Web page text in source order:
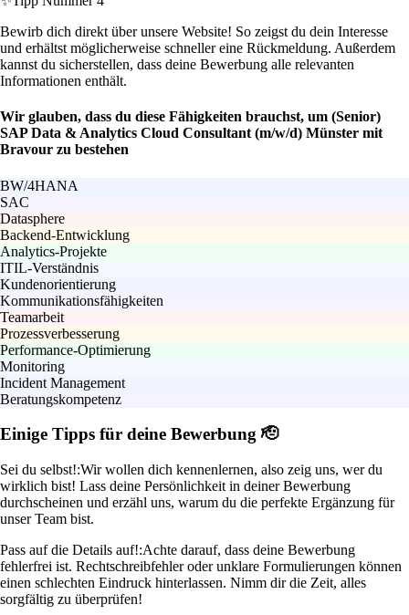
Bewirb dich direkt über unsere Website! So zeigst du dein Interesse
und erhältst möglicherweise schneller eine Rückmeldung. Außerdem
kannst du sicherstellen, dass deine Bewerbung alle relevanten
Informationen enthält.
Wir glauben, dass du diese Fähigkeiten brauchst, um (Senior)
SAP Data & Analytics Cloud Consultant (m/w/d) Münster mit
Bravour zu bestehen
BW/4HANA
SAC
Datasphere
Backend-Entwicklung
Analytics-Projekte
ITIL-Verständnis
Kundenorientierung
Kommunikationsfähigkeiten
Teamarbeit
Prozessverbesserung
Performance-Optimierung
Monitoring
Incident Management
Beratungskompetenz
Einige Tipps für deine Bewerbung 🫡
Sei du selbst!:Wir wollen dich kennenlernen, also zeig uns, wer du
wirklich bist! Lass deine Persönlichkeit in deiner Bewerbung
durchscheinen und erzähl uns, warum du die perfekte Ergänzung für
unser Team bist.
Pass auf die Details auf!:Achte darauf, dass deine Bewerbung
fehlerfrei ist. Rechtschreibfehler oder unklare Formulierungen können
einen schlechten Eindruck hinterlassen. Nimm dir die Zeit, alles
sorgfältig zu überprüfen!